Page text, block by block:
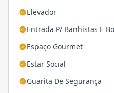
Elevador
Entrada P/ Banhistas E
Espaço Gourmet
Estar Social
Guarita De Segurança